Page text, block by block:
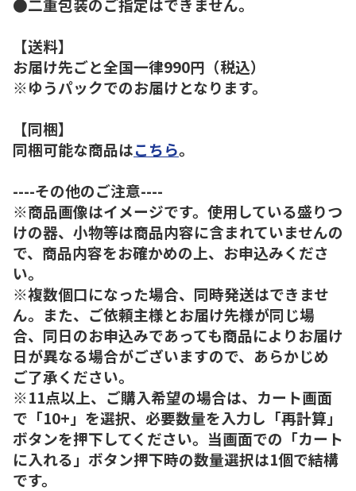
【送料】
お届け先ごと全国一律990円（税込）
※ゆうパックでのお届けとなります。
【同梱】
同梱可能な商品はこちら。
----その他のご注意----
※商品画像はイメージです。使用している盛りつ
けの器、小物等は商品内容に含まれていませんの
で、商品内容をお確かめの上、お申込みくださ
い。
※複数個口になった場合、同時発送はできませ
ん。また、ご依頼主様とお届け先様が同じ場
合、同日のお申込みであっても商品によりお届け
日が異なる場合がございますので、あらかじめ
ご了承ください。
※11点以上、ご購入希望の場合は、カート画面
で「10+」を選択、必要数量を入力し「再計算」
ボタンを押下してください。当画面での「カート
に入れる」ボタン押下時の数量選択は1個で結構
です。